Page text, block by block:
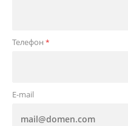
Телефон *
E-mail